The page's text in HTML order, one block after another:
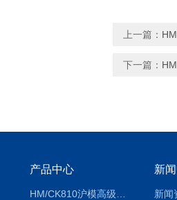
上一篇：
下一篇：
产品中心 新
新闻